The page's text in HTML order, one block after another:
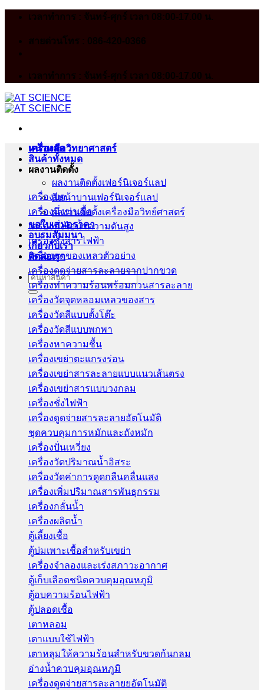
Skip
เวลาทำการ : จันทร์-ศุกร์ เวลา 08:00-17.00 น.
สายด่วนโทร : 086-420-0366
เวลาทำการ : จันทร์-ศุกร์ เวลา 08:00-17.00 น.
หน้าหลัก
สินค้าทั้งหมด
ผลงานติดตั้ง
ผลงานติดตั้งเฟอร์นิเจอร์เเลป
สีหน้าบานเฟอร์นิเจอร์เเลป
ผลงานติดตั้งเครื่องมือวิทย์ศาสตร์
ขอใบเสนอราคา
อบรมสัมมนา
เกี่ยวกับเรา
ติดต่อเรา
Search
for:
เครื่องมือวิทยาศาสตร์
เครื่องบด
เครื่องนึ่งฆ่าเชื้อ
เครื่องนึ่งไอน้ำความดันสูง
เครื่องชั่งสารไฟฟ้า
เครื่องดูดของเหลวตัวอย่าง
เครื่องดูดจ่ายสารละลายจากปากขวด
เครื่องทำความร้อนพร้อมกวนสารละลาย
เครื่องวัดจุดหลอมเหลวของสาร
เครื่องวัดสีแบบตั้งโต๊ะ
เครื่องวัดสีแบบพกพา
เครื่องหาความชื้น
เครื่องเขย่าตะแกรงร่อน
เครื่องเขย่าสารละลายแบบแนวเส้นตรง
เครื่องเขย่าสารแบบวงกลม
เครื่องชั่งไฟฟ้า
เครื่องดูดจ่ายสารละลายอัตโนมัติ
ชุดควบคุมการหมักและถังหมัก
เครื่องปั่นเหวี่ยง
เครื่องวัดปริมาณน้ำอิสระ
เครื่องวัดค่าการดูดกลืนคลื่นแสง
เครื่องเพิ่มปริมาณสารพันธุกรรม
เครื่องกลั่นน้ำ
เครื่องผลิตน้ำ
ตู้เลี้ยงเชื้อ
ตู้บ่มเพาะเชื้อสำหรับเขย่า
เครื่องจำลองและเร่งสภาวะอากาศ
ตู้เก็บเลือดชนิดควบคุมอุณหภูมิ
ตู้อบความร้อนไฟฟ้า
ตู้ปลอดเชื้อ
เตาหลอม
เตาแบบใช้ไฟฟ้า
เตาหลุมให้ความร้อนสำหรับขวดก้นกลม
อ่างน้ำควบคุมอุณหภูมิ
เครื่องดูดจ่ายสารละลายยอัตโนมัติ